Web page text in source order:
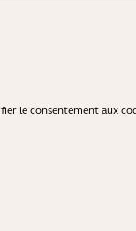
le consentement aux